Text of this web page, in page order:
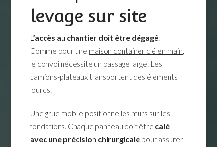
levage sur site
L’accès au chantier doit être dégagé.
Comme pour une maison container clé en main,
le convoi nécessite un passage large. Les
camions-plateaux transportent des éléments
lourds.
Une grue mobile positionne les murs sur les
fondations. Chaque panneau doit être calé
avec une précision chirurgicale pour assurer